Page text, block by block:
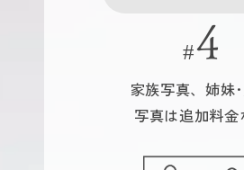
家族写真、姉妹
写真は追加料金